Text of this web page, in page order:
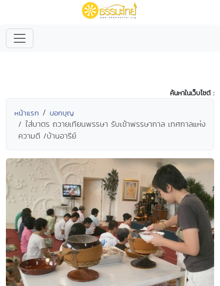
ค้นหาในเว็บไซต์ :
หน้าแรก บอกบุญ
ใส่บาตร ถวายเทียนพรรษา รับเข้าพรรษากาล เทศกาลแห่ง
ความดี /บ้านอารีย์